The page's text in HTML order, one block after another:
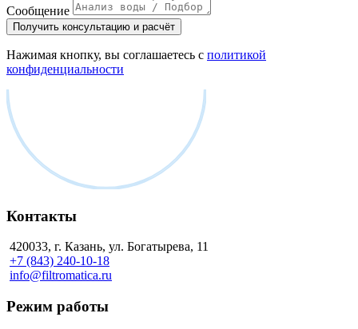
Сообщение
Получить консультацию и расчёт
Нажимая кнопку, вы соглашаетесь с политикой
конфиденциальности
Контакты
420033, г. Казань, ул. Богатырева, 11
+7 (843) 240-10-18
info@filtromatica.ru
Режим работы